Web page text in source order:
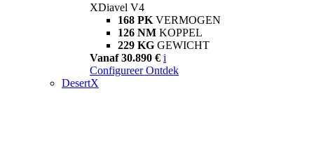
XDiavel V4
168 PK VERMOGEN
126 NM KOPPEL
229 KG GEWICHT
Vanaf 30.890 € i
Configureer Ontdek
DesertX